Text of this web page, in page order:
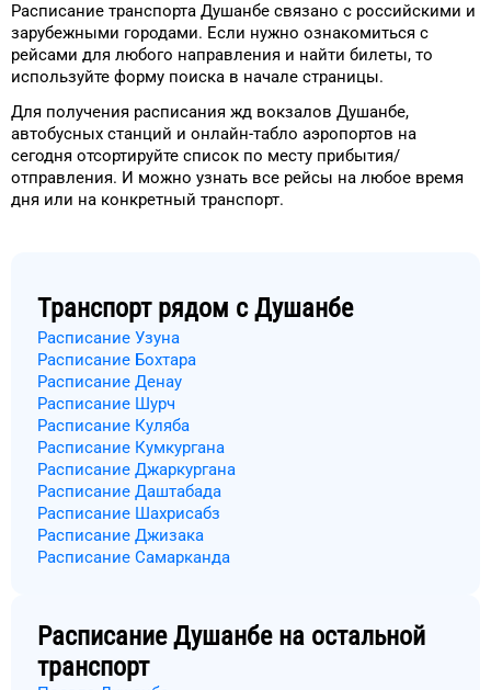
Расписание транспорта Душанбе связано с российскими и
зарубежными городами. Если нужно ознакомиться с
рейсами для любого направления и найти билеты, то
используйте форму поиска в начале страницы.
Для получения расписания жд вокзалов Душанбе,
автобусных станций и онлайн-табло аэропортов на
сегодня отсортируйте список по месту прибытия/
отправления. И можно узнать все рейсы на любое время
дня или на конкретный транспорт.
Транспорт рядом с Душанбе
Расписание Узуна
Расписание Бохтара
Расписание Денау
Расписание Шурч
Расписание Куляба
Расписание Кумкургана
Расписание Джаркургана
Расписание Даштабада
Расписание Шахрисабз
Расписание Джизака
Расписание Самарканда
РасписаниеДушанбена остальной
транспорт